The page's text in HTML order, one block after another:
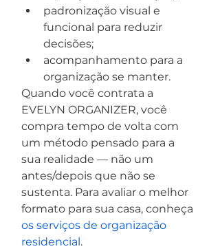
padronização visual e
funcional para reduzir
decisões;
acompanhamento para a
organização se manter.
Quando você contrata a
EVELYN ORGANIZER, você
compra tempo de volta com
um método pensado para a
sua realidade — não um
antes/depois que não se
sustenta. Para avaliar o melhor
formato para sua casa, conheça
os serviços de organização
residencial.